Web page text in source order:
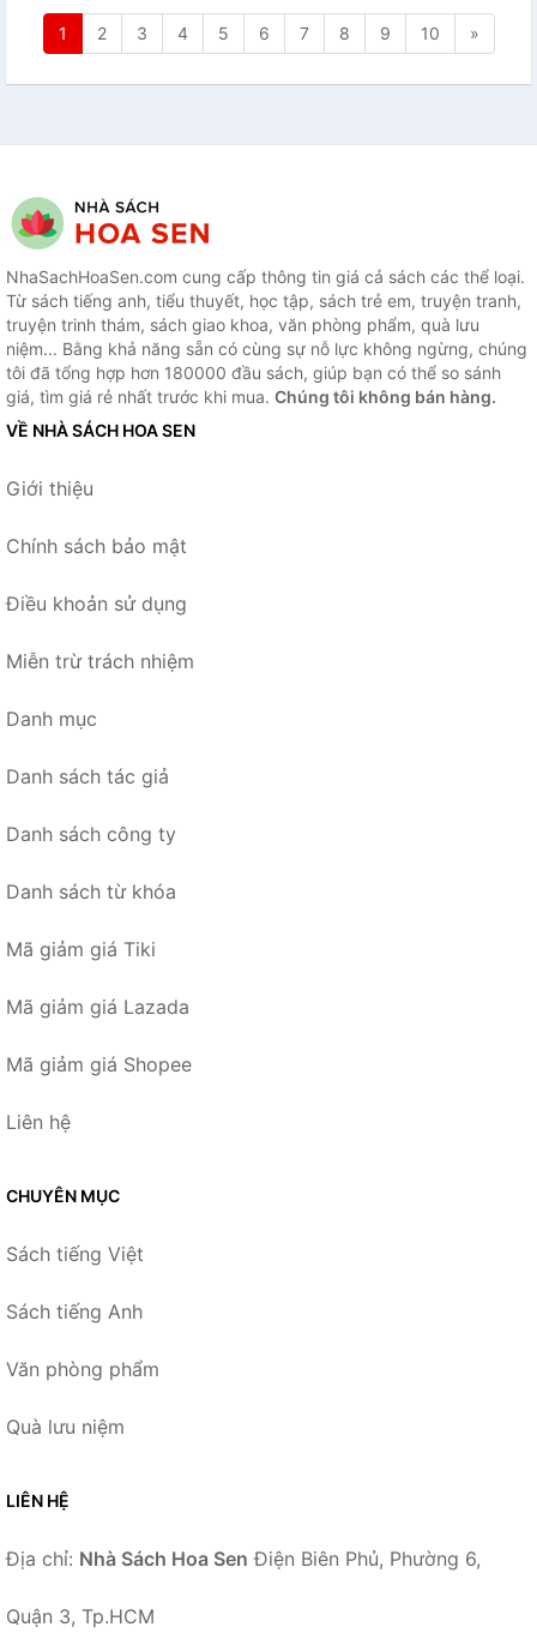
1 2 3 4 5 6 7 8 9 10 »
NhaSachHoaSen.com cung cấp thông tin giá cả sách các thể loại.
Từ sách tiếng anh, tiểu thuyết, học tập, sách trẻ em, truyện tranh,
truyện trinh thám, sách giao khoa, văn phòng phẩm, quà lưu
niệm... Bằng khả năng sẵn có cùng sự nỗ lực không ngừng, chúng
tôi đã tổng hợp hơn 180000 đầu sách, giúp bạn có thể so sánh
giá, tìm giá rẻ nhất trước khi mua. Chúng tôi không bán hàng.
VỀ NHÀ SÁCH HOA SEN
Giới thiệu
Chính sách bảo mật
Điều khoản sử dụng
Miễn trừ trách nhiệm
Danh mục
Danh sách tác giả
Danh sách công ty
Danh sách từ khóa
Mã giảm giá Tiki
Mã giảm giá Lazada
Mã giảm giá Shopee
Liên hệ
CHUYÊN MỤC
Sách tiếng Việt
Sách tiếng Anh
Văn phòng phẩm
Quà lưu niệm
LIÊN HỆ
Địa chỉ: Nhà Sách Hoa Sen Điện Biên Phủ, Phường 6,
Quận 3, Tp.HCM